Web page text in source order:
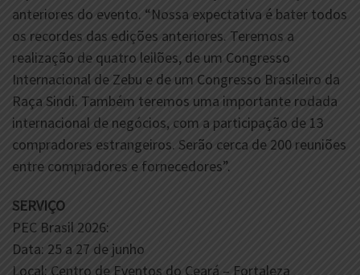
anteriores do evento. “Nossa expectativa é bater todos
os recordes das edições anteriores. Teremos a
realização de quatro leilões, de um Congresso
Internacional de Zebu e de um Congresso Brasileiro da
Raça Sindi. Também teremos uma importante rodada
internacional de negócios, com a participação de 13
compradores estrangeiros. Serão cerca de 200 reuniões
entre compradores e fornecedores”.
SERVIÇO
PEC Brasil 2026:
Data: 25 a 27 de junho
Local: Centro de Eventos do Ceará – Fortaleza